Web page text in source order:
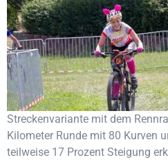
Streckenvariante mit dem
Kilometer Runde mit 80 Kurven
teilweise 17 Prozent Steigung